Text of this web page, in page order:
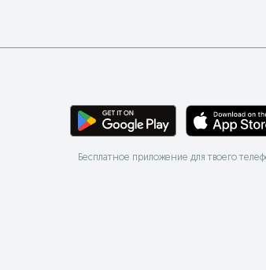
Бесплатное приложение для твоего